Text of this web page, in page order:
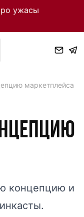
ужасы
Menu
маркетплейса
концепцию и